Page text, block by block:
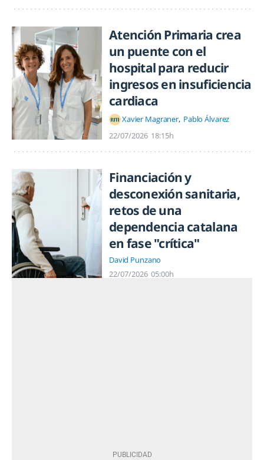
Atención Primaria crea
un puente con el
hospital para reducir
ingresos en insuficiencia
cardiaca
Xavier Magraner Pablo Álvarez
22/07/2026 18:15h
Financiación y
desconexión sanitaria,
retos de una
dependencia catalana
en fase "crítica"
David Punzano
22/07/2026 05:00h